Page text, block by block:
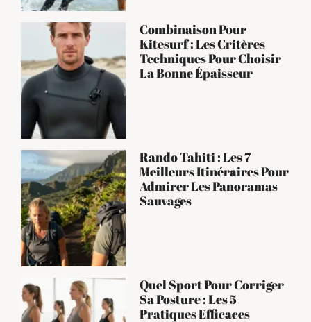
Combinaison Pour
Kitesurf : Les Critères
Techniques Pour Choisir
La Bonne Épaisseur
Rando Tahiti : Les 7
Meilleurs Itinéraires Pour
Admirer Les Panoramas
Sauvages
Quel Sport Pour Corriger
Sa Posture : Les 5
Pratiques Efficaces